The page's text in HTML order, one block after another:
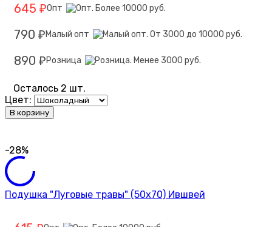
645 ₽Опт
790 ₽ Малый опт
890 ₽ Розница
Осталось 2 шт.
Цвет:
В корзину
-28%
Подушка "Луговые травы" (50х70) Ившвей